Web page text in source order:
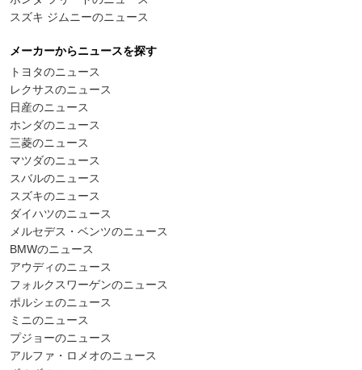
スズキ ジムニーのニュース
メーカーからニュースを探す
トヨタのニュース
レクサスのニュース
日産のニュース
ホンダのニュース
三菱のニュース
マツダのニュース
スバルのニュース
スズキのニュース
ダイハツのニュース
メルセデス・ベンツのニュース
BMWのニュース
アウディのニュース
フォルクスワーゲンのニュース
ポルシェのニュース
ミニのニュース
プジョーのニュース
アルファ・ロメオのニュース